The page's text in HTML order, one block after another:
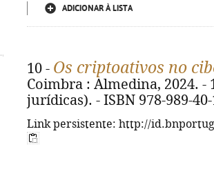
ADICIONAR À LISTA
10 - Os criptoativos no
Coimbra : Almedina, 2024. -
jurídicas). - ISBN 978-989-
Link persistente: http://